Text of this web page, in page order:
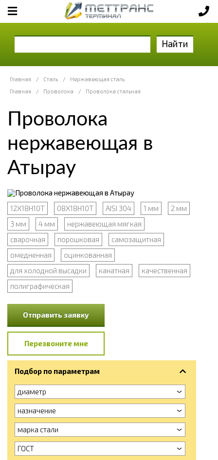
Найти
Главная / Сталь /
Нержавеющая сталь
Главная
/ Проволока / Проволока стальная
Проволока
нержавеющая в
Атырау
12Х18Н10Т 08Х18Н10Т AISI 304 1 мм
2 мм
3 мм
4 мм
нержавеющая мягкая
сварочная
порошковая
самозащитная
омедненная
оцинкованная
для холодной высадки
канатная
качественная
полиграфическая
Отправить заявку
Перезвоните мне
Подбор по параметрам
диаметр
назначение
марка стали
ГОСТ